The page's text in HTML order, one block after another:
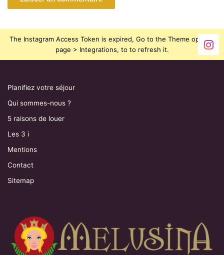
The Instagram Access Token is expired, Go to the Theme options
page > Integrations, to to refresh it.
Planifiez votre séjour
Qui sommes-nous ?
5 raisons de louer
Les 3 i
Mentions
Contact
Sitemap